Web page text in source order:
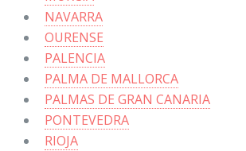
NAVARRA
OURENSE
PALENCIA
PALMA DE MALLORCA
PALMAS DE GRAN CANARIA
PONTEVEDRA
RIOJA